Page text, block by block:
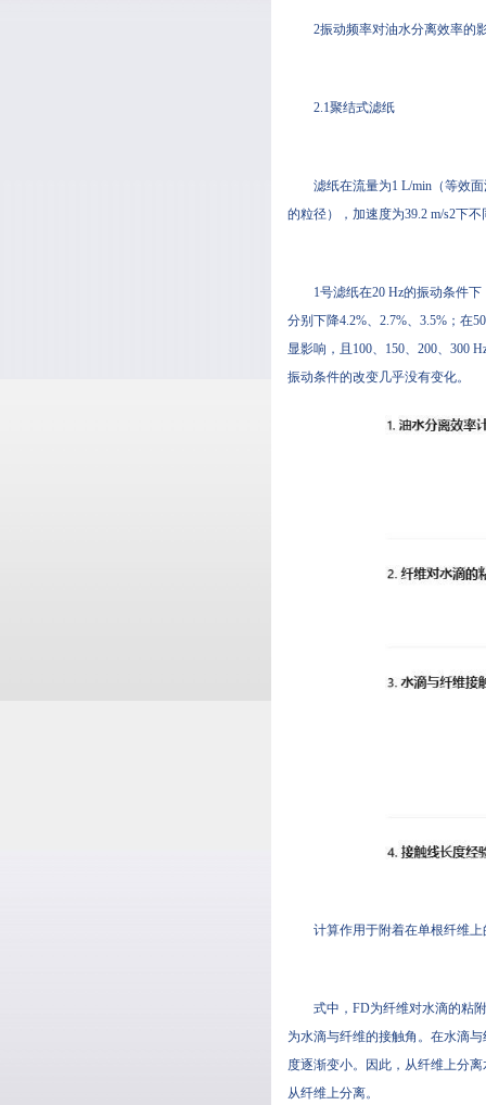
2振动频率对油水分离效率的
2.1聚结式滤纸
滤纸在流量为1 L/min（等效
的粒径），加速度为39.2 m/s2下
1号滤纸在20 Hz的振动条件
分别下降4.2%、2.7%、
显影响，且100、150、
振动条件的改变几乎没有变化。
计算作用于附着在单根纤维上的
式中，FD为纤维对水滴的
为水滴与纤维的接触角。在
度逐渐变小。因此，从纤
从纤维上分离。